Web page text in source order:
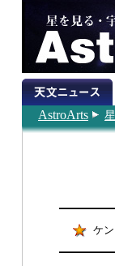
AstroArts
ケ